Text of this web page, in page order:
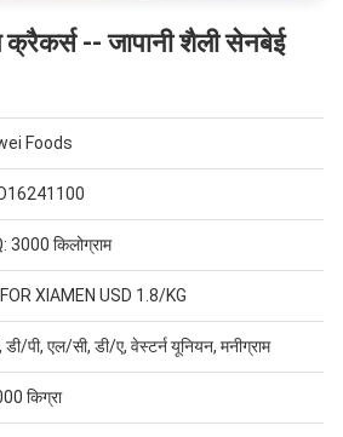
क्रैकर्स -- जापानी शैली सेनबेई
Foods
3000 किलोग्राम
XIAMEN USD 1.8/KG
डी/पी, एल/सी, डी/ए, वेस्टर्न यूनियन, मनीग्राम
किग्रा